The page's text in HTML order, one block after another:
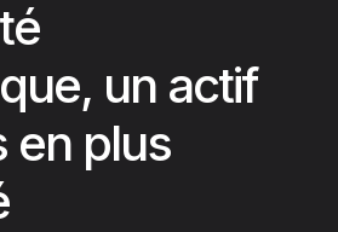
un actif
en plus